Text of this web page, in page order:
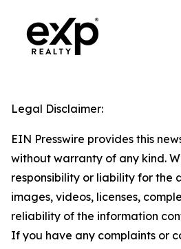
Legal Disclaimer:
EIN Presswire provides this
without warranty of any kind.
responsibility or liability for the
images, videos, licenses,
reliability of the information
If you have any complaints or